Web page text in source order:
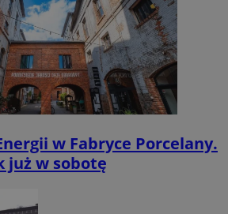
w Fabryce Porcelany.
już w sobotę